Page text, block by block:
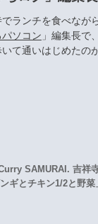
でランチを食べなが
ソコン 」編集長で
て通いはじめたの
SAMURAI. 吉祥
ギとチキン1/2と野菜